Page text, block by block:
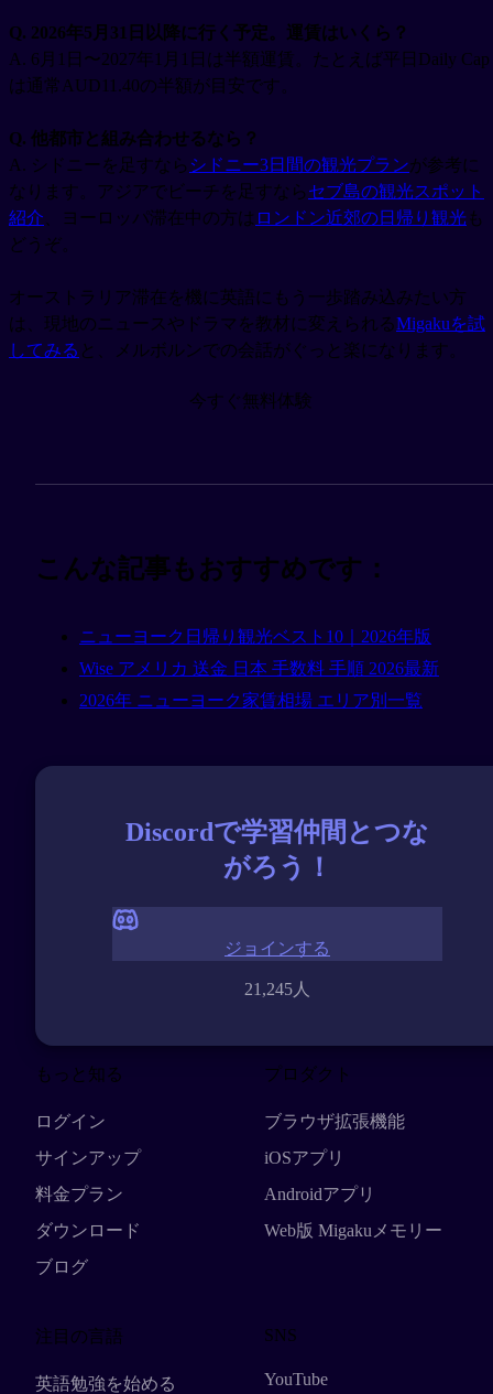
Q. 2026年5月31日以降に行く予定。運賃はいくら？
A. 6月1日〜2027年1月1日は半額運賃。たとえば平日Daily Cap
は通常AUD11.40の半額が目安です。
Q. 他都市と組み合わせるなら？
A. シドニーを足すなら シドニー3日間の観光プランが参考に
なります。アジアでビーチを足すなら セブ島の観光スポット
紹介 、ヨーロッパ滞在中の方は ロンドン近郊の日帰り観光 も
どうぞ。
オーストラリア滞在を機に英語にもう一歩踏み込みたい方
は、現地のニュースやドラマを教材に変えられるMigakuを試
してみる と、メルボルンでの会話がぐっと楽になります。
今すぐ無料体験
こんな記事もおすすめです：
ニューヨーク日帰り観光ベスト10｜2026年版
Wise アメリカ 送金 日本 手数料 手順 2026最新
2026年 ニューヨーク家賃相場 エリア別一覧
Discordで学習仲間とつな
がろう！
21,245人
ジョインする
もっと知る
ログイン
サインアップ
料金プラン
ダウンロード
ブログ
プロダクト
ブラウザ拡張機能
iOSアプリ
Androidアプリ
Web版 Migakuメモリー
注目の言語
英語勉強を始める
SNS
YouTube